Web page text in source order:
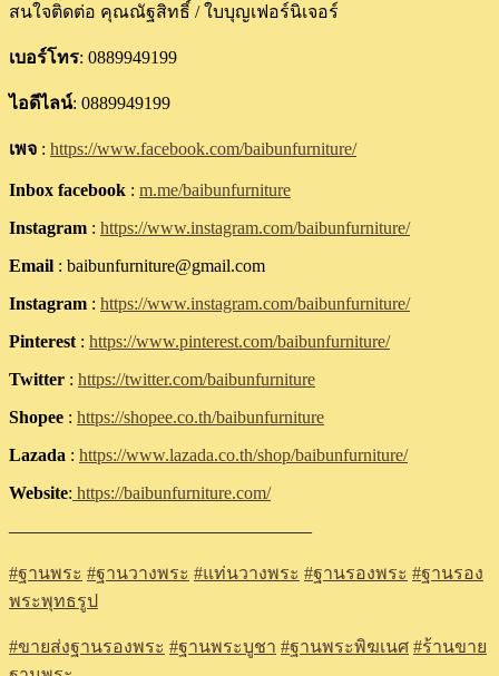
สนใจติดต่อ คุณณัฐสิทธิ์ / ใบบุญเฟอร์นิเจอร์
เบอร์โทร: 0889949199
ไอดีไลน์: 0889949199
เพจ : https://www.facebook.com/baibunfurniture/
Inbox facebook : m.me/baibunfurniture
Instagram : https://www.instagram.com/baibunfurniture/
Email : baibunfurniture@gmail.com
Instagram : https://www.instagram.com/baibunfurniture/
Pinterest : https://www.pinterest.com/baibunfurniture/
Twitter : https://twitter.com/baibunfurniture
Shopee : https://shopee.co.th/baibunfurniture
Lazada : https://www.lazada.co.th/shop/baibunfurniture/
Website: https://baibunfurniture.com/
—————————————————
#ฐานพระ #ฐานวางพระ #แท่นวางพระ #ฐานรองพระ #ฐานรอง
พระพุทธรูป
#ขายส่งฐานรองพระ #ฐานพระบูชา #ฐานพระพิฆเนศ #ร้านขาย